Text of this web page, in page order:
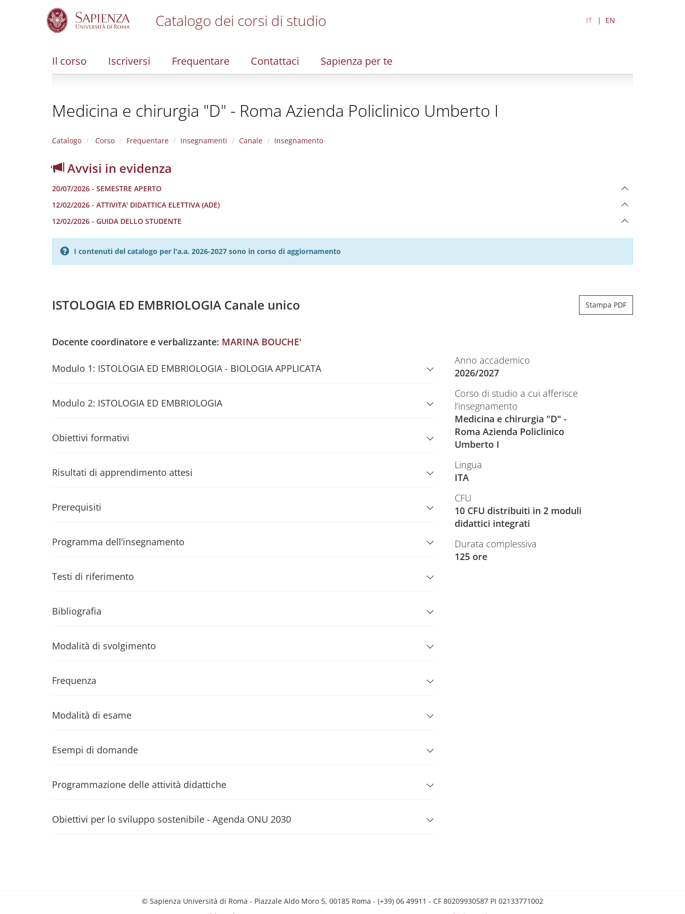
Catalogo dei corsi di studio IT EN
Il corso Iscriversi Frequentare Contattaci Sapienza per te
Medicina e chirurgia "D" - Roma Azienda Policlinico Umberto I
Catalogo Corso Frequentare Insegnamenti Canale Insegnamento
Avvisi in evidenza
20/07/2026 - SEMESTRE APERTO
12/02/2026 - ATTIVITA' DIDATTICA ELETTIVA (ADE)
12/02/2026 - GUIDA DELLO STUDENTE
I contenuti del catalogo per l'a.a. 2026-2027 sono in corso di aggiornamento
ISTOLOGIA ED EMBRIOLOGIA Canale unico Stampa PDF
Docente coordinatore e verbalizzante: MARINA BOUCHE'
Modulo 1: ISTOLOGIA ED EMBRIOLOGIA - BIOLOGIA APPLICATA
Modulo 2: ISTOLOGIA ED EMBRIOLOGIA
Obiettivi formativi
Risultati di apprendimento attesi
Prerequisiti
Programma dell’insegnamento
Testi di riferimento
Bibliografia
Modalità di svolgimento
Frequenza
Modalità di esame
Esempi di domande
Programmazione delle attività didattiche
Obiettivi per lo sviluppo sostenibile - Agenda ONU 2030
Anno accademico
2026/2027
Corso di studio a cui afferisce
l’insegnamento
Medicina e chirurgia "D" -
Roma Azienda Policlinico
Umberto I
Lingua
ITA
CFU
10 CFU distribuiti in 2 moduli
didattici integrati
Durata complessiva
125 ore
© Sapienza Università di Roma - Piazzale Aldo Moro 5, 00185 Roma - (+39) 06 49911 - CF 80209930587 PI 02133771002